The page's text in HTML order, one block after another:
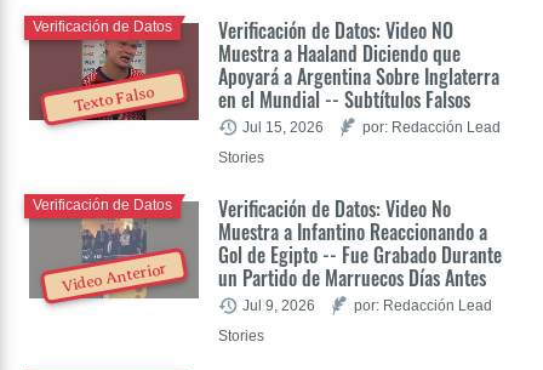
Texto Falso
Verificación de Datos: Video NO
Muestra a Haaland Diciendo que
Apoyará a Argentina Sobre Inglaterra
en el Mundial -- Subtítulos Falsos
Verificación de Datos
Jul 15, 2026
por: Redacción Lead
Stories
Video Anterior
Verificación de Datos: Video No
Muestra a Infantino Reaccionando a
Gol de Egipto -- Fue Grabado Durante
un Partido de Marruecos Días Antes
Verificación de Datos
Jul 9, 2026
por: Redacción Lead
Stories